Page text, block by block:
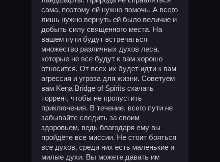
сама, поэтому ей нужно помочь. А всего
лишь нужно вернуть ей было величие и
добыть силу священного места. На
вашем пути будут встречаться
множество различных духов леса,
которые не все будут к вам хорошо
относится. От всех их будет идти к вам
агрессия и угроза для жизни. Советуем
вам Kena Bridge of Spirits скачать
торрент, чтобы не пропустить
приключения. В течение, всего пути не
забывайте следить за своим
здоровьем, ведь благодаря ему вы
пройдёте все миссии. Не стоит бояться
все духов, среди них есть маленькие и
милые духи. Вы можете давать им